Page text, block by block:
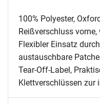
100% Polyester,
Reißverschluss
Flexibler Einsatz
austauschbare
Tear-Off-Label,
Klettverschlüssen zur